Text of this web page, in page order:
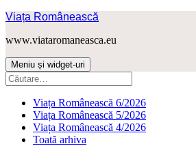
Sari
conținut
Viața Românească
www.viataromaneasca.eu
Meniu și widget-uri
Caută
după:
Viața Românească 6/2026
Viața Românească 5/2026
Viața Românească 4/2026
Toată arhiva